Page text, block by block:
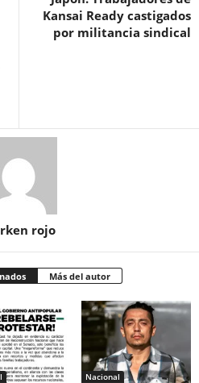
Kansai Ready castigados
por militancia sindical
rojo
Más del autor
Nacional